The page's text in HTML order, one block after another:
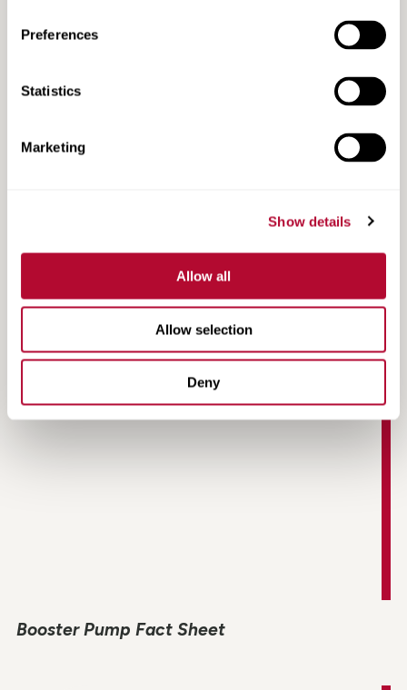
Preferences
Statistics
Marketing
Show details
Allow all
Allow selection
Deny
TowerWatch Fact Sheet
Booster Pump Fact Sheet